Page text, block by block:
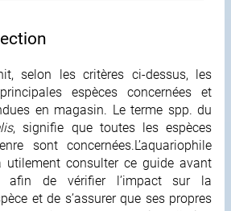
selon les critères ci-dessus, les
espèces concernées et
en magasin. Le terme spp. du
, signifie que toutes les espèces
sont concernées.L’aquariophile
utilement consulter ce guide avant
afin de vérifier l’impact sur la
et de s’assurer que ses propres